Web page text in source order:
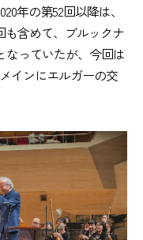
年の第52回以降は、
も含めて、ブルックナ
なっていたが、今回は
インにエルガーの交